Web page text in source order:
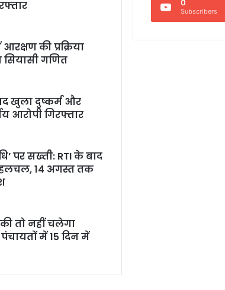
की प्रक्रिया
सियासी गणित
खुला दुष्कर्म और
आरोपी गिरफ्तार
पर सख्ती: RTI के बाद
14 अगस्त तक
तो नहीं चलेगा
पंचायतों में 15 दिन में
0
Subscribers